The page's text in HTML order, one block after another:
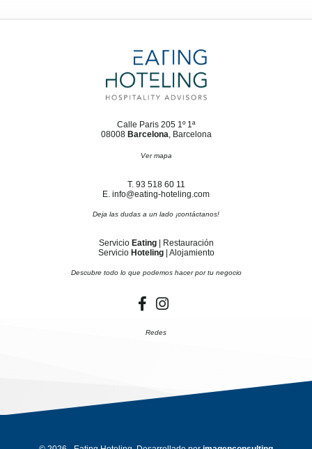
Calle Paris 205 1º 1ª
08008 Barcelona, Barcelona
Ver mapa
T. 93 518 60 11
E. info@eating-hoteling.com
Deja las dudas a un lado ¡contáctanos!
Servicio Eating| Restauración
Servicio Hoteling| Alojamiento
Descubre todo lo que podemos hacer por tu negocio
Redes